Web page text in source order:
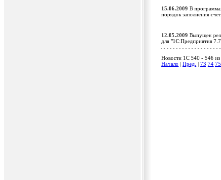
15.06.2009 В
порядок заполнения
12.05.2009 Выпущен
для "1С:Предприятия
Новости 1C 540 - 546
Начало
Пред. 73 74 75